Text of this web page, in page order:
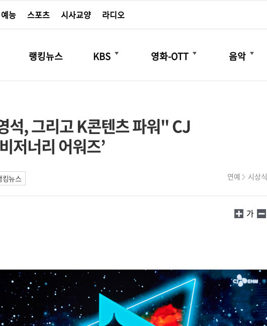
예능 스포츠 시사교양 라디오
랭킹뉴스 KBS
더보기
영화-OTT
더보기
음악
더보기
석, 그리고 K콘텐츠 파워" CJ
저너리 어워즈’
킹뉴스 연예 시상식
가